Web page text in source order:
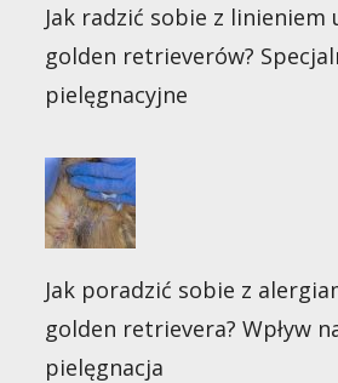
Jak radzić sobie z linieniem
golden retrieverów?
pielęgnacyjne
Jak poradzić sobie z
golden retrievera? Wpływ
pielęgnacja